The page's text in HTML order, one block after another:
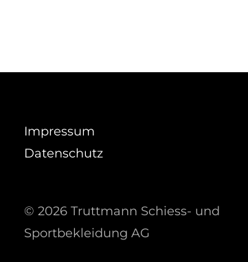
Impressum
Datenschutz
© 2026 Truttmann Schiess- und
Sportbekleidung AG